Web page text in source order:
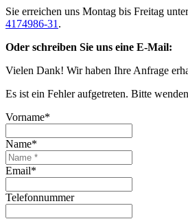
Sie erreichen uns Montag bis Freitag
4174986-31 .
Oder schreiben Sie uns eine E-Mail:
Vielen Dank! Wir haben Ihre Anfrage
Es ist ein Fehler aufgetreten. Bitte
Vorname*
Name*
Email*
Telefonnummer